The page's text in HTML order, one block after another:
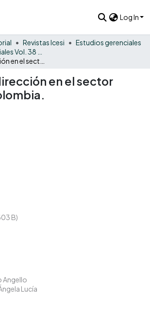
Log In
Revistas Icesi
Estudios gerenciales
en el sector
B)
Angello
Lucía